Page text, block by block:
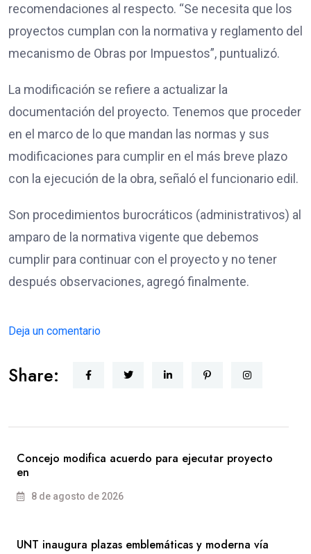
recomendaciones al respecto. “Se necesita que los
proyectos cumplan con la normativa y reglamento del
mecanismo de Obras por Impuestos”, puntualizó.
La modificación se refiere a actualizar la
documentación del proyecto. Tenemos que proceder
en el marco de lo que mandan las normas y sus
modificaciones para cumplir en el más breve plazo
con la ejecución de la obra, señaló el funcionario edil.
Son procedimientos burocráticos (administrativos) al
amparo de la normativa vigente que debemos
cumplir para continuar con el proyecto y no tener
después observaciones, agregó finalmente.
Deja un comentario
Share:
Concejo modifica acuerdo para ejecutar proyecto
en
8 de agosto de 2026
UNT inaugura plazas emblemáticas y moderna vía